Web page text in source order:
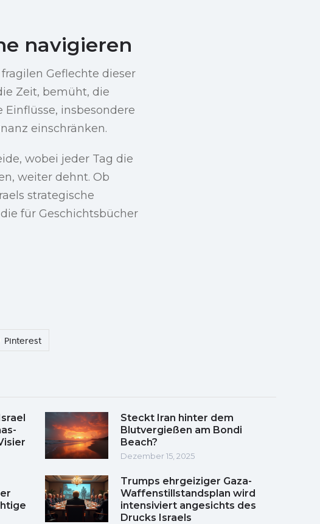
navigieren
Geflechte dieser
Zeit, bemüht, die
insbesondere
einschränken.
wobei jeder Tag die
weiter dehnt. Ob
strategische
für Geschichtsbücher
Pinterest
Steckt Iran hinter dem
Blutvergießen am Bondi
Beach?
Dezember 15, 2025
Trumps ehrgeiziger Gaza-
Waffenstillstandsplan wird
intensiviert angesichts des
Drucks Israels